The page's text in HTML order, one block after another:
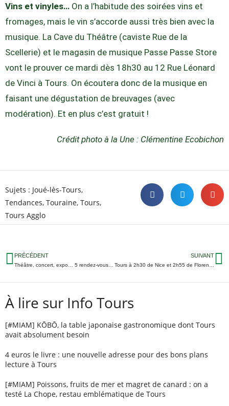
Vins et vinyles… On a l’habitude des soirées vins et
fromages, mais le vin s’accorde aussi très bien avec la
musique. La Cave du Théâtre (caviste Rue de la
Scellerie) et le magasin de musique Passe Passe Store
vont le prouver ce mardi dès 18h30 au 12 Rue Léonard
de Vinci à Tours. On écoutera donc de la musique en
faisant une dégustation de breuvages (avec
modération). Et en plus c’est gratuit !
Crédit photo à la Une : Clémentine Ecobichon
Sujets : Joué-lès-Tours,
Tendances, Touraine, Tours,
Tours Agglo
PRÉCÉDENT SUIVANT
À lire sur Info Tours
[#MIAM] KŌBŌ, la table japonaise gastronomique dont Tours
avait absolument besoin
4 euros le livre : une nouvelle adresse pour des bons plans
lecture à Tours
[#MIAM] Poissons, fruits de mer et magret de canard : on a
testé La Chope, restau emblématique de Tours